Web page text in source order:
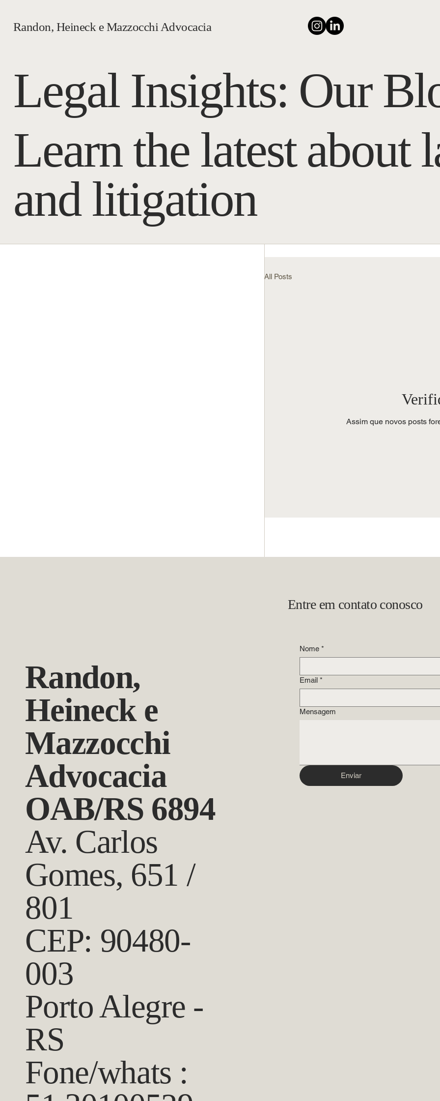
Randon, Heineck e Mazzocchi Advocacia
Learn the latest about
and litigation
Legal Insights: Our
All Posts
Assim que novos posts
Randon,
Heineck e
Mazzocchi
Advocacia
OAB/RS 6894
Av. Carlos
Gomes, 651 /
801
CEP: 90480-
003
Porto Alegre -
RS
Fone/whats :
Entre em contato conosco
Nome *
Email *
Mensagem
Enviar